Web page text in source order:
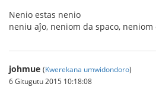
Nenio estas nenio
neniu aĵo, neniom da spaco,
johmue (Kwerekana umwidondoro)
6 Gitugutu 2015 10:18:08